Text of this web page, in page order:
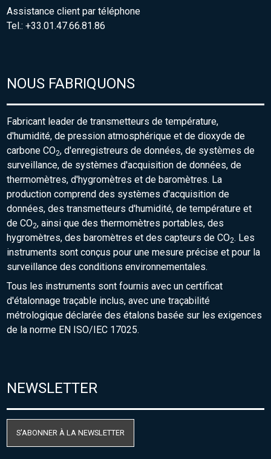
Assistance client par téléphone
Tel.: +33.01.47.66.81.86
NOUS FABRIQUONS
Fabricant leader de transmetteurs de température,
d'humidité, de pression atmosphérique et de dioxyde de
carbone CO2, d'enregistreurs de données, de systèmes de
surveillance, de systèmes d'acquisition de données, de
thermomètres, d'hygromètres et de baromètres. La
production comprend des systèmes d'acquisition de
données, des transmetteurs d'humidité, de température et
de CO2, ainsi que des thermomètres portables, des
hygromètres, des baromètres et des capteurs de CO2. Les
instruments sont conçus pour une mesure précise et pour la
surveillance des conditions environnementales.
Tous les instruments sont fournis avec un certificat
d'étalonnage traçable inclus, avec une traçabilité
métrologique déclarée des étalons basée sur les exigences
de la norme EN ISO/IEC 17025.
NEWSLETTER
S'ABONNER À LA NEWSLETTER